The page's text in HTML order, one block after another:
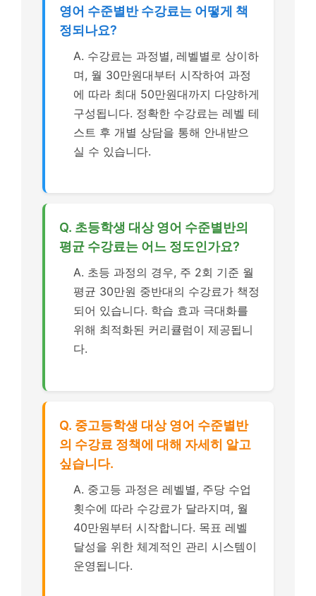
영어 수준별반 수강료는 어떻게 책
정되나요?
A. 수강료는 과정별, 레벨별로 상이하
며, 월 30만원대부터 시작하여 과정
에 따라 최대 50만원대까지 다양하게
구성됩니다. 정확한 수강료는 레벨 테
스트 후 개별 상담을 통해 안내받으
실 수 있습니다.
Q. 초등학생 대상 영어 수준별반의
평균 수강료는 어느 정도인가요?
A. 초등 과정의 경우, 주 2회 기준 월
평균 30만원 중반대의 수강료가 책정
되어 있습니다. 학습 효과 극대화를
위해 최적화된 커리큘럼이 제공됩니
다.
Q. 중고등학생 대상 영어 수준별반
의 수강료 정책에 대해 자세히 알고
싶습니다.
A. 중고등 과정은 레벨별, 주당 수업
횟수에 따라 수강료가 달라지며, 월
40만원부터 시작합니다. 목표 레벨
달성을 위한 체계적인 관리 시스템이
운영됩니다.